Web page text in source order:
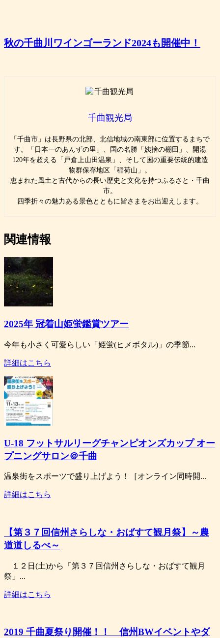
秋の千曲川ワインゴーランド2024も開催中！
千曲観光局
「千曲市」は長野県の北部、北信地域の南東部に位置するまちで
す。「日本一のあんずの里」、国の名勝「姨捨の棚田」、開湯
120年を超える「戸倉上山田温泉」、そして国の重要伝統的建造
物群保存地区「稲荷山」。
恵まれた風土と古代からの長い歴史と文化を持つふるさと・千曲
市。
四季折々の魅力ある景色とともに皆さまをお出迎えします。
関連情報
2025年 冠着山姫蛍鑑賞ツアー
今年も小さく可愛らしい「姫蛍(ヒメボタル)」の季節...
詳細はこちら
U-18 フットサルリーグチャンピオンズカップ オー
プニングサロン＠千曲
温泉街をスポーツで盛り上げよう！［オンライン同時開...
詳細はこちら
【第３７回信州さらしな・おばすて観月祭】～農
道道しるべ～
１２日(土)から「第３７回信州さらしな・おばすて観月
祭」...
詳細はこちら
2019 千曲夏祭り開催！！ 信州BWイベントやダ